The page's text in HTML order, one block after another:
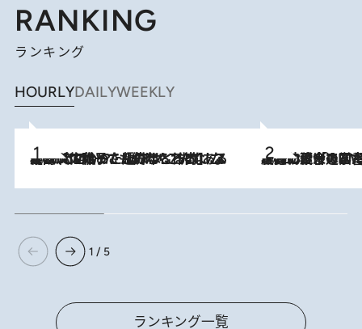
RANKING
ランキング
HOURLYDAILYWEEKLY
2026.8.5
【阿川佐和子さんの年とる力】なぜ70代で始めた趣味は“こんなに楽しい”のか？ ピアノ、俳句…スランプに陥っても続けられる“ある秘訣”とは 2026.8.3
慶應幼稚舎の図書室からテレビの世界に飛び込んだ阿川佐和子（72）
1 / 5
ランキング一覧